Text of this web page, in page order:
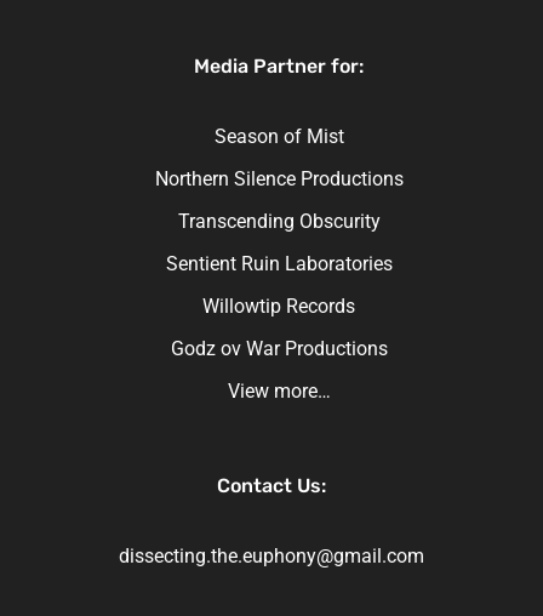
Media Partner for:
Season of Mist
Northern Silence Productions
Transcending Obscurity
Sentient Ruin Laboratories
Willowtip Records
Godz ov War Productions
View more…
Contact Us:
dissecting.the.euphony@gmail.com